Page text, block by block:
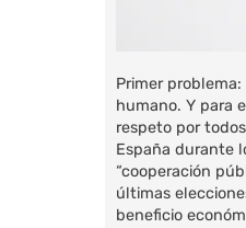
Primer
humano. Y para
respeto por
España durante
“cooperación
últimas
beneficio